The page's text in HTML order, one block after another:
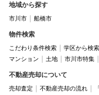
地域から探す
市川市 船橋市
物件検索
こだわり条件検索 学区から検索
マンション
土地 市川市特集
不動産売却について
売却査定 不動産売却の流れ